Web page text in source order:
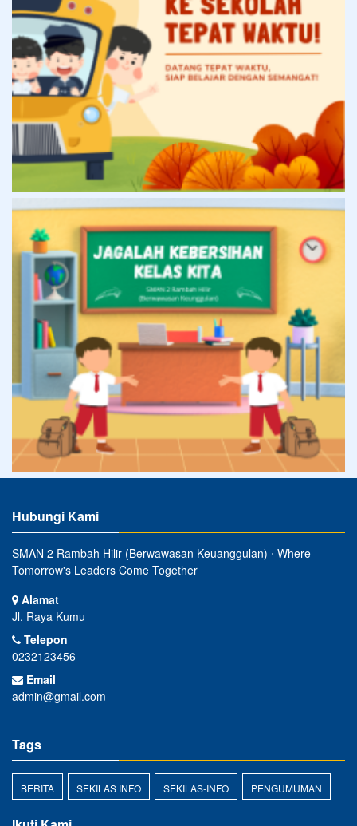
Hubungi Kami
SMAN 2 Rambah Hilir (Berwawasan Keuanggulan) ⋅ Where
Tomorrow's Leaders Come Together
Alamat
Jl. Raya Kumu
Telepon
0232123456
Email
admin@gmail.com
Tags
BERITA SEKILAS INFO SEKILAS-INFO PENGUMUMAN